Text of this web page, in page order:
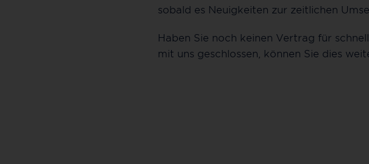
sobald es Neuigkeiten zur zeitlichen
Haben Sie noch keinen Vertrag für
mit uns geschlossen, können Sie dies